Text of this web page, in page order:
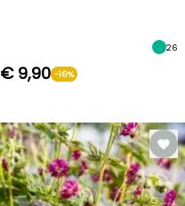
26
€ 9,90 -16%